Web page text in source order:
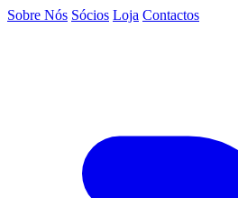
Sobre Nós Sócios Loja Contactos